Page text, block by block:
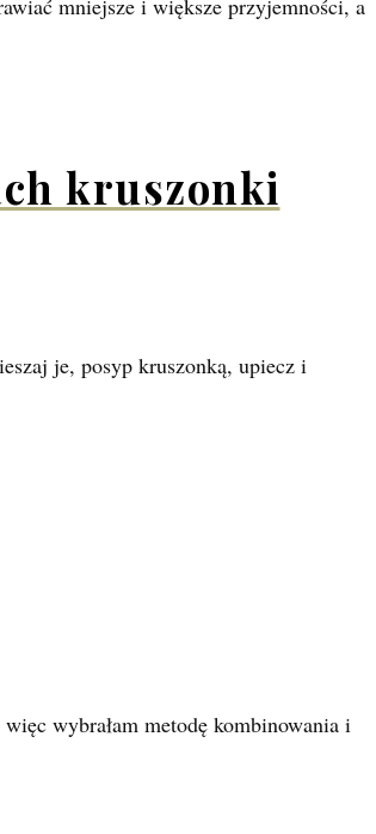
mniejsze i większe przyjemności, a
kruszonki
je, posyp kruszonką, upiecz i
wybrałam metodę kombinowania i